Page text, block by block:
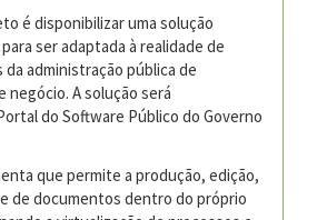
é disponibilizar uma solução
ser adaptada à realidade de
administração pública de
A solução será
do Software Público do Governo
que permite a produção, edição,
de documentos dentro do próprio